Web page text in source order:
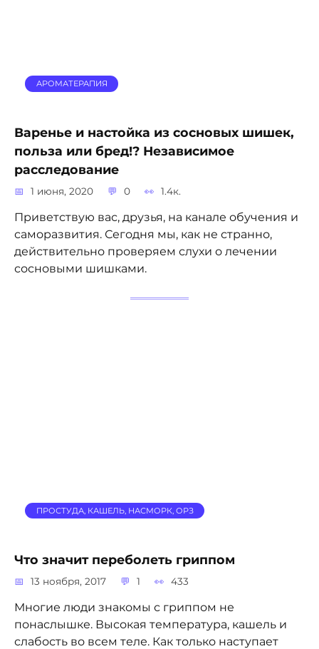
АРОМАТЕРАПИЯ
Варенье и настойка из сосновых шишек,
польза или бред!? Независимое
расследование
1 июня, 2020 0 1.4к.
Приветствую вас, друзья, на канале обучения и
саморазвития. Сегодня мы, как не странно,
действительно проверяем слухи о лечении
сосновыми шишками.
ПРОСТУДА, КАШЕЛЬ, НАСМОРК, ОРЗ
Что значит переболеть гриппом
13 ноября, 2017 1 433
Многие люди знакомы с гриппом не
понаслышке. Высокая температура, кашель и
слабость во всем теле. Как только наступает